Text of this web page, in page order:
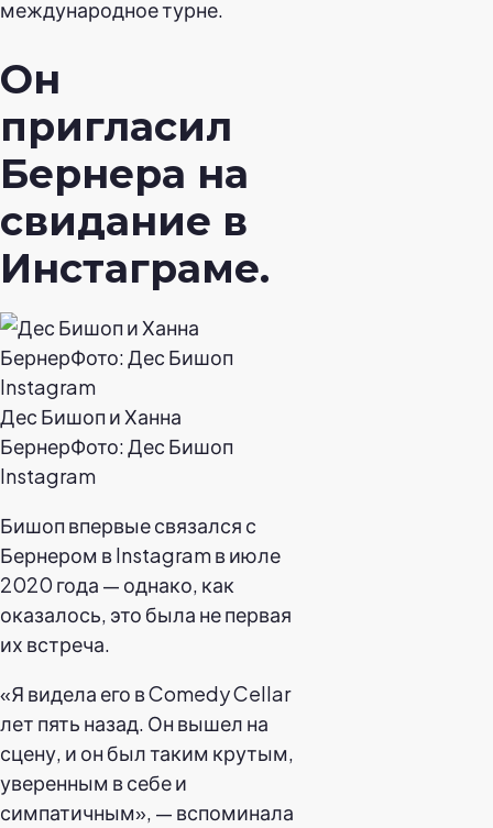
международное турне.
Он
пригласил
Бернера на
свидание в
Инстаграме.
Дес Бишоп и Ханна
БернерФото: Дес Бишоп
Instagram
Бишоп впервые связался с
Бернером в Instagram в июле
2020 года — однако, как
оказалось, это была не первая
их встреча.
«Я видела его в Comedy Cellar
лет пять назад. Он вышел на
сцену, и он был таким крутым,
уверенным в себе и
симпатичным», — вспоминала